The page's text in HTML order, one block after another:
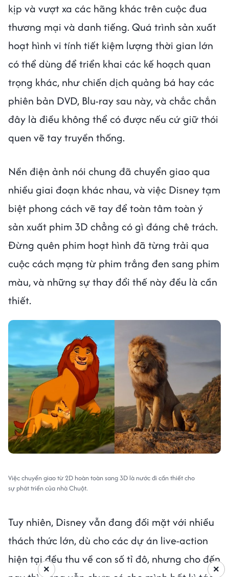
kịp và vượt xa các hãng khác trên cuộc đua
thương mại và danh tiếng. Quá trình sản xuất
hoạt hình vi tính tiết kiệm lượng thời gian lớn
có thể dùng để triển khai các kế hoạch quan
trọng khác, như chiến dịch quảng bá hay các
phiên bản DVD, Blu-ray sau này, và chắc chắn
đây là điều không thể có được nếu cứ giữ thói
quen vẽ tay truyền thống.
Nền điện ảnh nói chung đã chuyển giao qua
nhiều giai đoạn khác nhau, và việc Disney tạm
biệt phong cách vẽ tay để toàn tâm toàn ý
sản xuất phim 3D chẳng có gì đáng chê trách.
Đừng quên phim hoạt hình đã từng trải qua
cuộc cách mạng từ phim trắng đen sang phim
màu, và những sự thay đổi thế này đều là cần
thiết.
Việc chuyển giao từ 2D hoàn toàn sang 3D là nước đi cần thiết cho
sự phát triển của nhà Chuột.
Tuy nhiên, Disney vẫn đang đối mặt với nhiều
thách thức lớn, dù cho các dự án live-action
hiện tại đều thu về con số tỉ đô, nhưng cho đến
×
×